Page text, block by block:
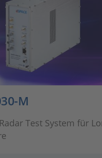
M
Test System für